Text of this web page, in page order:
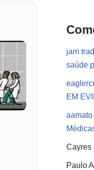
jam
saúde
EM
aamato
Cayres
Paulo